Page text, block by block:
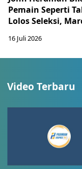
Pemain Seperti
Lolos Seleksi,
16 Juli 2026
Video Terbaru